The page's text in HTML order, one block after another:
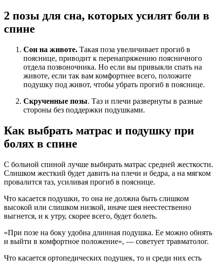
2 позы для сна, которых усилят боли в
спине
Сон на животе. Такая поза увеличивает прогиб в
пояснице, приводит к перенапряжению поясничного
отдела позвоночника. Но если вы привыкли спать на
животе, если так вам комфортнее всего, положите
подушку под живот, чтобы убрать прогиб в пояснице.
Скрученные позы. Таз и плечи развернуты в разные
стороны без поддержки подушками.
Как выбрать матрас и подушку при
болях в спине
С больной спиной лучше выбирать матрас средней жесткости.
Слишком жесткий будет давить на плечи и бедра, а на мягком
провалится таз, усиливая прогиб в пояснице.
Что касается подушки, то она не должна быть слишком
высокой или слишком низкой, иначе шея неестественно
выгнется, и к утру, скорее всего, будет болеть.
«При позе на боку удобна длинная подушка. Ее можно обнять
и выйти в комфортное положение», — советует травматолог.
Что касается ортопедических подушек, то и среди них есть